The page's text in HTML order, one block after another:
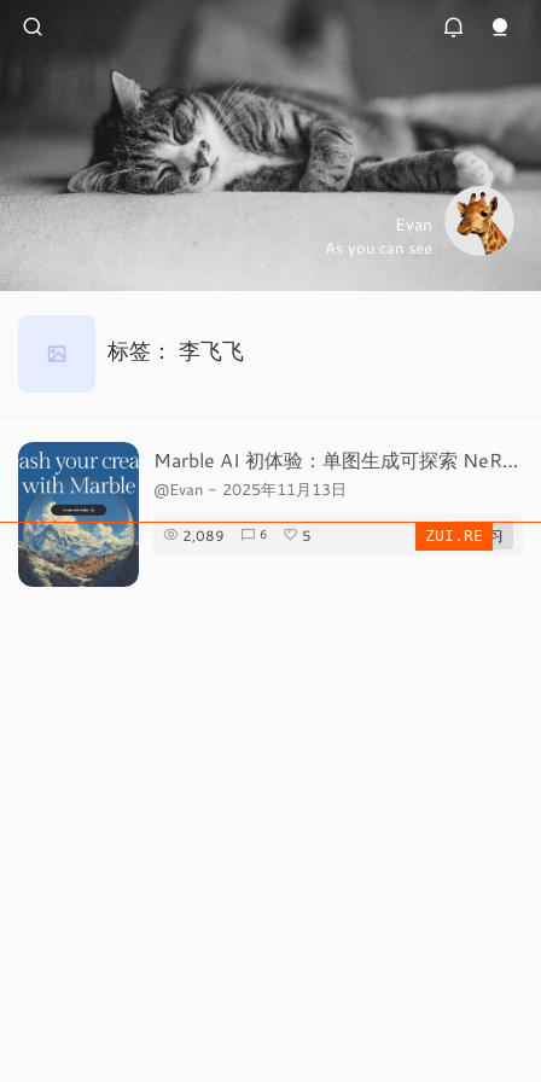
Evan
As you can see
标签： 李飞飞
Marble AI 初体验：单图生成可探索 NeRF 场景
@Evan - 2025年11月13日
2,089 6 5 # 学习
ZUI.RE